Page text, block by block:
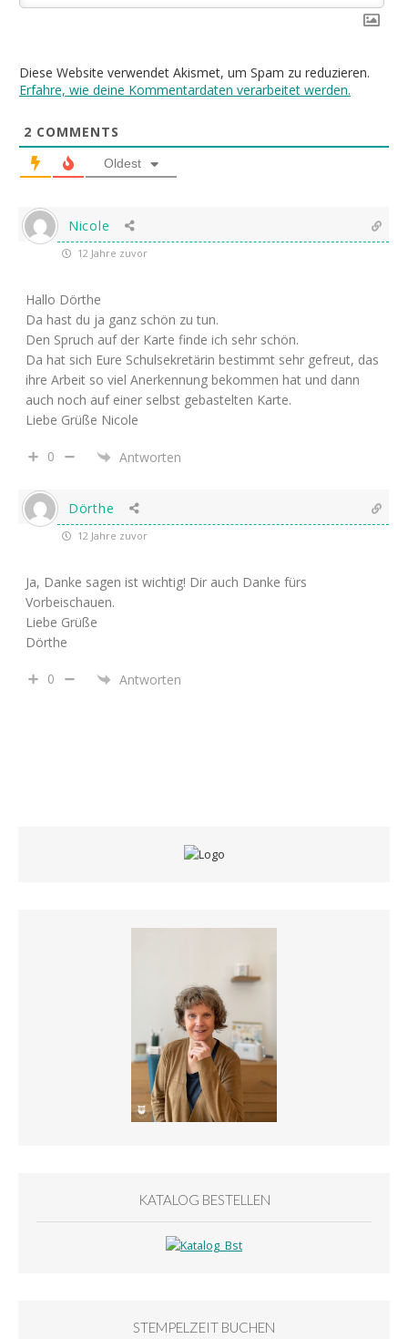
Diese Website verwendet Akismet, um Spam zu reduzieren.
Erfahre, wie deine Kommentardaten verarbeitet werden.
2 COMMENTS
Oldest
Nicole
12 Jahre zuvor
Hallo Dörthe
Da hast du ja ganz schön zu tun.
Den Spruch auf der Karte finde ich sehr schön.
Da hat sich Eure Schulsekretärin bestimmt sehr gefreut, das
ihre Arbeit so viel Anerkennung bekommen hat und dann
auch noch auf einer selbst gebastelten Karte.
Liebe Grüße Nicole
0 Antworten
Dörthe
12 Jahre zuvor
Ja, Danke sagen ist wichtig! Dir auch Danke fürs
Vorbeischauen.
Liebe Grüße
Dörthe
0 Antworten
KATALOG BESTELLEN
STEMPELZEIT BUCHEN